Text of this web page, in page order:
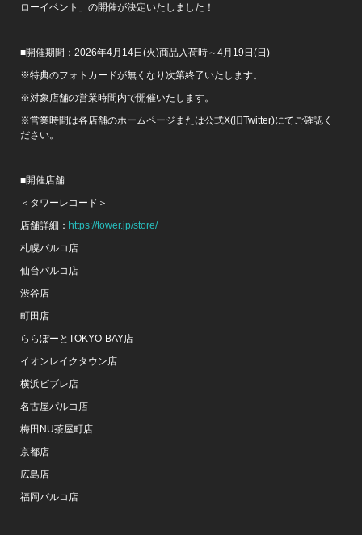
ローイベント」の開催が決定いたしました！
■開催期間：2026年4月14日(火)商品入荷時～4月19日(日)
※特典のフォトカードが無くなり次第終了いたします。
※対象店舗の営業時間内で開催いたします。
※営業時間は各店舗のホームページまたは公式X(旧Twitter)にてご確認く
ださい。
■開催店舗
＜タワーレコード＞
店舗詳細： https://tower.jp/store/
札幌パルコ店
仙台パルコ店
渋谷店
町田店
ららぽーとTOKYO-BAY店
イオンレイクタウン店
横浜ビブレ店
名古屋パルコ店
梅田NU茶屋町店
京都店
広島店
福岡パルコ店